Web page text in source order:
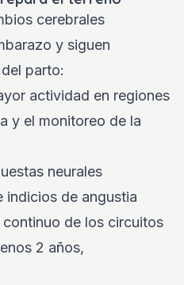
cerebrales
y siguen
parto:
actividad en regiones
y el monitoreo de la
neurales
indicios de angustia
continuo de los circuitos
2 años,